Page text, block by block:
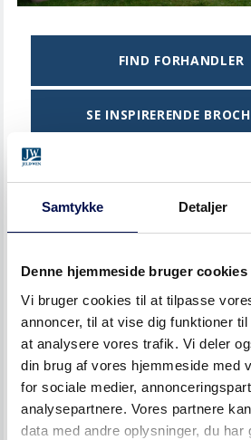
Samtykke Detaljer
Denne hjemmeside bruger cookies
Vi bruger cookies til at tilpasse
annoncer, til at vise dig funktioner
at analysere vores trafik. Vi deler
din brug af vores hjemmeside med
for sociale medier,
analysepartnere. Vores partnere
data med andre oplysninger, du har
FIND FORHANDLER
SE INSPIRERENDE
LÆS NÆSTE
SÆT FARVE PÅ